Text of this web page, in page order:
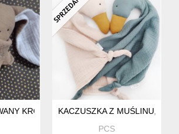
KRÓLICZEK, PIERWSZA
KACZUSZKA Z MUŚLINU,
PCS